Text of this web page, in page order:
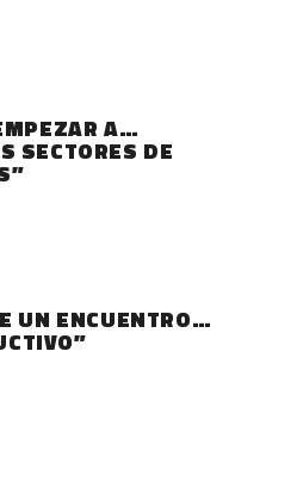
A
SECTORES DE
UN ENCUENTRO